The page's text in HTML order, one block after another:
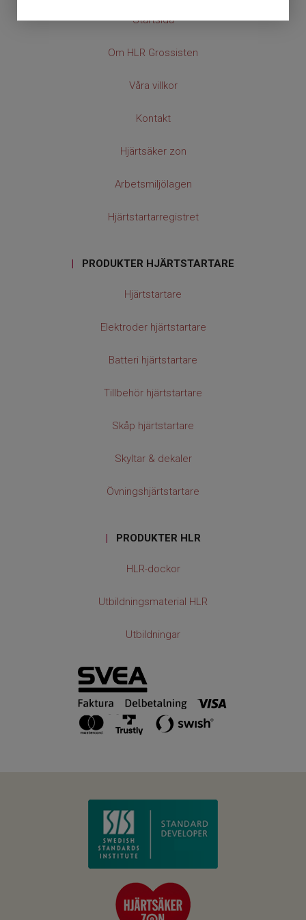
Startsida
Om HLR Grossisten
Våra villkor
Kontakt
Hjärtsäker zon
Arbetsmiljölagen
Hjärtstartarregistret
| PRODUKTER HJÄRTSTARTARE
Hjärtstartare
Elektroder hjärtstartare
Batteri hjärtstartare
Tillbehör hjärtstartare
Skåp hjärtstartare
Skyltar & dekaler
Övningshjärtstartare
| PRODUKTER HLR
HLR-dockor
Utbildningsmaterial HLR
Utbildningar